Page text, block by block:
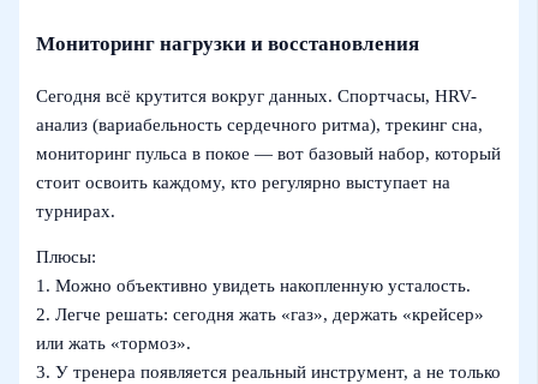
Мониторинг нагрузки и восстановления
Сегодня всё крутится вокруг данных. Спортчасы, HRV-
анализ (вариабельность сердечного ритма), трекинг сна,
мониторинг пульса в покое — вот базовый набор, который
стоит освоить каждому, кто регулярно выступает на
турнирах.
Плюсы:
1. Можно объективно увидеть накопленную усталость.
2. Легче решать: сегодня жать «газ», держать «крейсер»
или жать «тормоз».
3. У тренера появляется реальный инструмент, а не только